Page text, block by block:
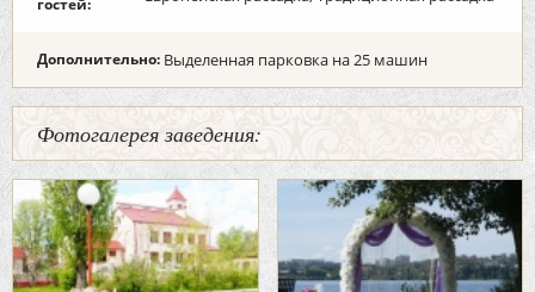
гостей:
Дополнительно: Выделенная парковка на 25 машин
Фотогалерея заведения: